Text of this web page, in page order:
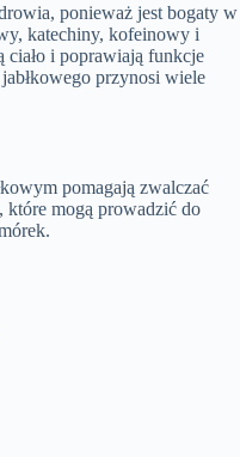
ponieważ jest bogaty w
katechiny, kofeinowy i
ciało i poprawiają funkcje
przynosi wiele
pomagają zwalczać
mogą prowadzić do